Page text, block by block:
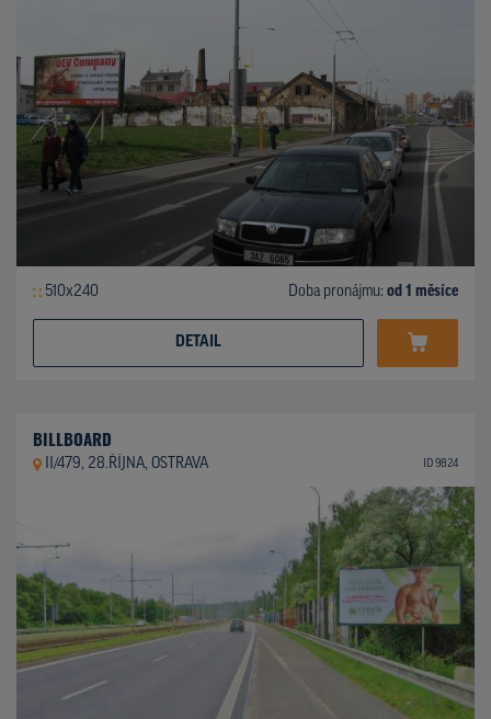
510x240 Doba pronájmu: od 1 měsíce
DETAIL
BILLBOARD
II/479, 28.ŘÍJNA, OSTRAVA ID 9824